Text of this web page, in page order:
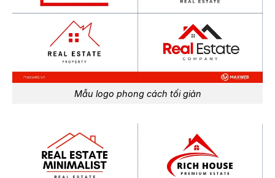
Mẫu logo phong cách tối giản